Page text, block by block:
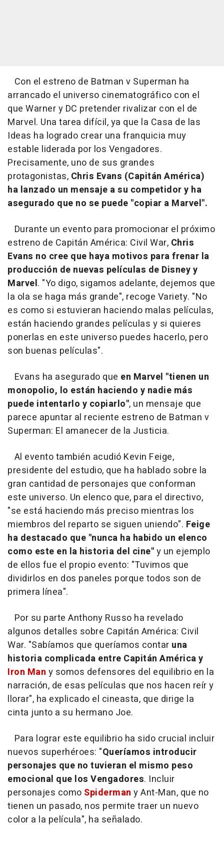
Con el estreno de Batman v Superman ha
arrancado el universo cinematográfico con el
que Warner y DC pretender rivalizar con el de
Marvel. Una tarea difícil, ya que la Casa de las
Ideas ha logrado crear una franquicia muy
estable liderada por los Vengadores.
Precisamente, uno de sus grandes
protagonistas, Chris Evans (Capitán América)
ha lanzado un mensaje a su competidor y ha
asegurado que no se puede "copiar a Marvel".
Durante un evento para promocionar el próximo
estreno de Capitán América: Civil War, Chris
Evans no cree que haya motivos para frenar la
producción de nuevas películas de Disney y
Marvel. "Yo digo, sigamos adelante, dejemos que
la ola se haga más grande", recoge Variety. "No
es como si estuvieran haciendo malas películas,
están haciendo grandes películas y si quieres
ponerlas en este universo puedes hacerlo, pero
son buenas películas".
Evans ha asegurado que en Marvel "tienen un
monopolio, lo están haciendo y nadie más
puede intentarlo y copiarlo", un mensaje que
parece apuntar al reciente estreno de Batman v
Superman: El amanecer de la Justicia.
Al evento también acudió Kevin Feige,
presidente del estudio, que ha hablado sobre la
gran cantidad de personajes que conforman
este universo. Un elenco que, para el directivo,
"se está haciendo más preciso mientras los
miembros del reparto se siguen uniendo". Feige
ha destacado que "nunca ha habido un elenco
como este en la historia del cine"y un ejemplo
de ellos fue el propio evento: "Tuvimos que
dividirlos en dos paneles porque todos son de
primera línea".
Por su parte Anthony Russo ha revelado
algunos detalles sobre Capitán América: Civil
War. "Sabíamos que queríamos contar una
historia complicada entre Capitán América y
Iron Man y somos defensores del equilibrio en la
narración, de esas películas que nos hacen reír y
llorar", ha explicado el cineasta, que dirige la
cinta junto a su hermano Joe.
Para lograr este equilibrio ha sido crucial incluir
nuevos superhéroes: "Queríamos introducir
personajes que no tuvieran el mismo peso
emocional que los Vengadores. Incluir
personajes como Spiderman y Ant-Man, que no
tienen un pasado, nos permite traer un nuevo
color a la película", ha señalado.